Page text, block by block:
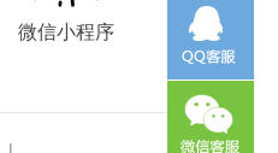
微信小程序